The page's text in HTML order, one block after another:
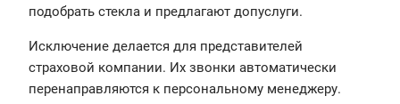
подобрать стекла и предлагают допуслуги.
Исключение делается для представителей
страховой компании. Их звонки автоматически
перенаправляются к персональному менеджеру.